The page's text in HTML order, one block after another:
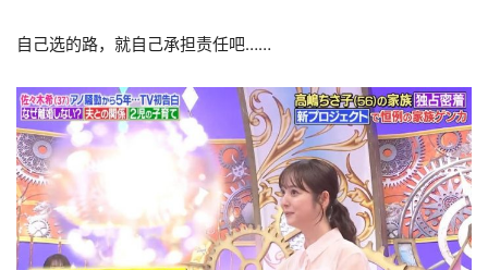
自己选的路，就自己承担责任吧……